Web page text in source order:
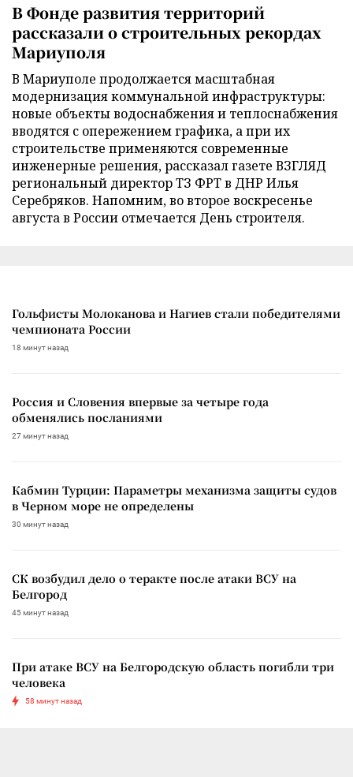
В Фонде развития территорий
рассказали о строительных рекордах
Мариуполя
В Мариуполе продолжается масштабная
модернизация коммунальной инфраструктуры:
новые объекты водоснабжения и теплоснабжения
вводятся с опережением графика, а при их
строительстве применяются современные
инженерные решения, рассказал газете ВЗГЛЯД
региональный директор ТЗ ФРТ в ДНР Илья
Серебряков. Напомним, во второе воскресенье
августа в России отмечается День строителя.
Гольфисты Молоканова и Нагиев стали победителями
чемпионата России
18 минут назад
Россия и Словения впервые за четыре года
обменялись посланиями
27 минут назад
Кабмин Турции: Параметры механизма защиты судов
в Черном море не определены
30 минут назад
СК возбудил дело о теракте после атаки ВСУ на
Белгород
45 минут назад
При атаке ВСУ на Белгородскую область погибли три
человека
58 минут назад